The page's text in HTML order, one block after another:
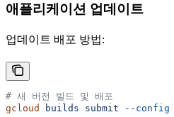
애플리케이션 업데이트
업데이트 배포 방법:
# 새 버전 빌드 및 배포
gcloud
builds submit --config